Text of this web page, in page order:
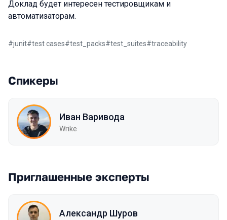
Доклад будет интересен тестировщикам и
автоматизаторам.
#junit#test cases#test_packs#test_suites#traceability
Спикеры
Иван Варивода
Wrike
Приглашенные эксперты
Александр Шуров